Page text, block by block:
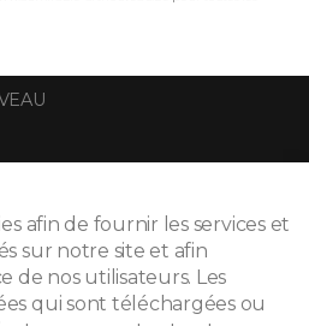
afin de fournir les services et
sur notre site et afin
de nos utilisateurs. Les
qui sont téléchargées ou